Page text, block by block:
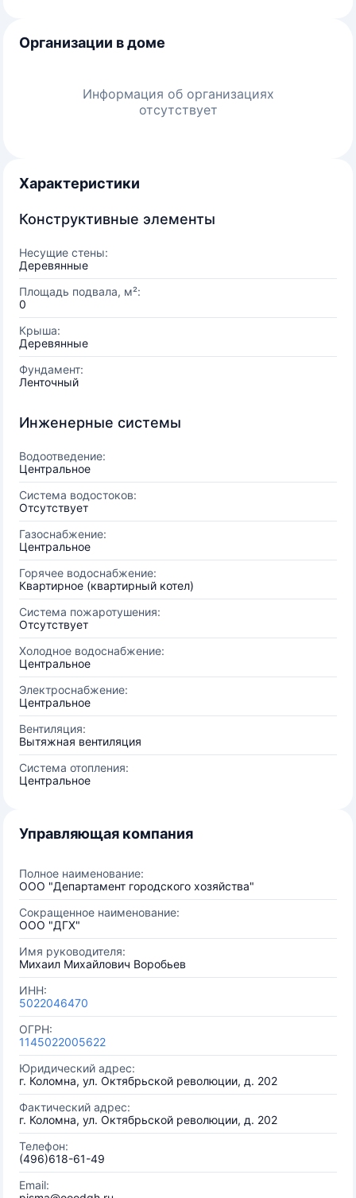
Организации в доме
Информация об организациях
отсутствует
Характеристики
Конструктивные элементы
Несущие стены:
Деревянные
Площадь подвала, м²:
0
Крыша:
Деревянные
Фундамент:
Ленточный
Инженерные системы
Водоотведение:
Центральное
Система водостоков:
Отсутствует
Газоснабжение:
Центральное
Горячее водоснабжение:
Квартирное (квартирный котел)
Система пожаротушения:
Отсутствует
Холодное водоснабжение:
Центральное
Электроснабжение:
Центральное
Вентиляция:
Вытяжная вентиляция
Система отопления:
Центральное
Управляющая компания
Полное наименование:
ООО "Департамент городского хозяйства"
Сокращенное наименование:
ООО "ДГХ"
Имя руководителя:
Михаил Михайлович Воробьев
ИНН:
5022046470
ОГРН:
1145022005622
Юридический адрес:
г. Коломна, ул. Октябрьской революции, д. 202
Фактический адрес:
г. Коломна, ул. Октябрьской революции, д. 202
Телефон:
(496)618-61-49
Email: